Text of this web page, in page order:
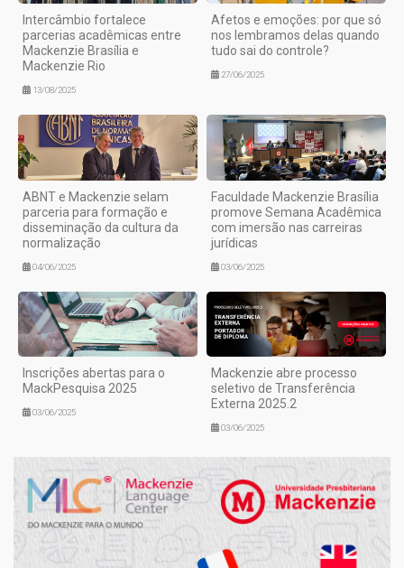
Intercâmbio fortalece
parcerias acadêmicas entre
Mackenzie Brasília e
Mackenzie Rio
13/08/2025
Afetos e emoções: por que só
nos lembramos delas quando
tudo sai do controle?
27/06/2025
ABNT e Mackenzie selam
parceria para formação e
disseminação da cultura da
normalização
04/06/2025
Faculdade Mackenzie Brasília
promove Semana Acadêmica
com imersão nas carreiras
jurídicas
03/06/2025
Inscrições abertas para o
MackPesquisa 2025
03/06/2025
Mackenzie abre processo
seletivo de Transferência
Externa 2025.2
03/06/2025